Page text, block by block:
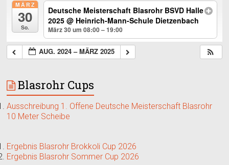
MÄRZ
30
So.
Deutsche Meisterschaft Blasrohr BSVD Halle
2025 @ Heinrich-Mann-Schule Dietzenbach
März 30 um 08:00 – 19:00
AUG. 2024 – MÄRZ 2025
Blasrohr Cups
Ausschreibung 1. Offene Deutsche Meisterschaft Blasrohr
10 Meter Scheibe
Ergebnis Blasrohr Brokkoli Cup 2026
Ergebnis Blasrohr Sommer Cup 2026